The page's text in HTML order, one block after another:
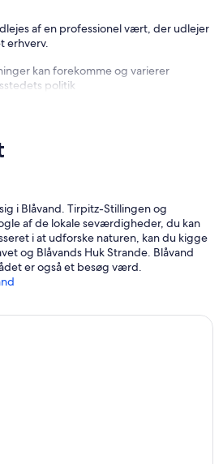
af en professionel vært, der udlejer
erhverv.
kan forekomme og varierer
politik
i Blåvand. Tirpitz-Stillingen og
af de lokale seværdigheder, du kan
i at udforske naturen, kan du kigge
og Blåvands Huk Strande. Blåvand
er også et besøg værd.